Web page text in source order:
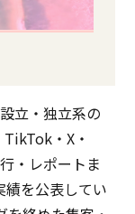
立・独立系の
・X・
・レポートま
を公表してい